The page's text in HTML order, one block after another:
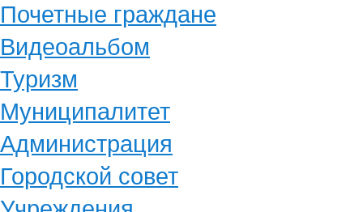
Почетные граждане
Видеоальбом
Туризм
Муниципалитет
Администрация
Городской совет